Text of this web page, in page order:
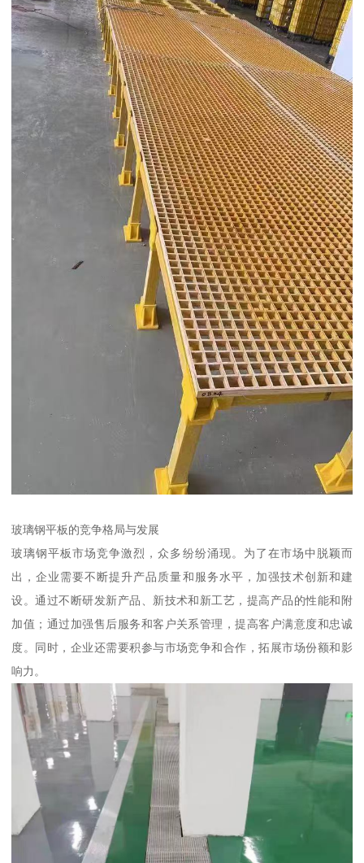
玻璃钢平板的竞争格局与发展
玻璃钢平板市场竞争激烈，众多纷纷涌现。为了在市场中脱颖而
出，企业需要不断提升产品质量和服务水平，加强技术创新和建
设。通过不断研发新产品、新技术和新工艺，提高产品的性能和附
加值；通过加强售后服务和客户关系管理，提高客户满意度和忠诚
度。同时，企业还需要积参与市场竞争和合作，拓展市场份额和影
响力。